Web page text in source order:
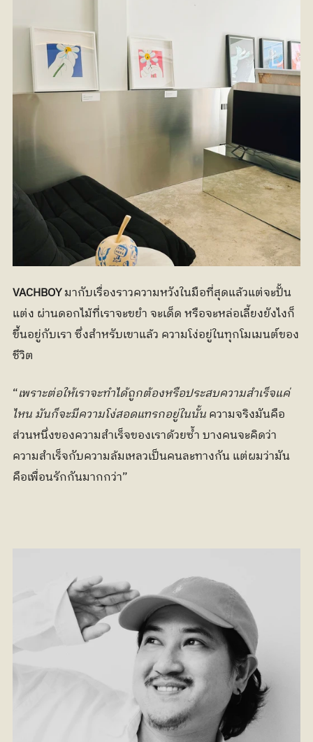
VACHBOY มากับเรื่องราวความหวังในมือที่สุดแล้วแต่จะปั้น
แต่ง ผ่านดอกไม้ที่เราจะขยำ จะเด็ด หรือจะหล่อเลี้ยงยังไงก็
ขึ้นอยู่กับเรา ซึ่งสำหรับเขาแล้ว ความโง่อยู่ในทุกโมเมนต์ของ
ชีวิต
“เพราะต่อให้เราจะทำได้ถูกต้องหรือประสบความสำเร็จแค่
ไหน มันก็จะมีความโง่สอดแทรกอยู่ในนั้น ความจริงมันคือ
ส่วนหนึ่งของความสำเร็จของเราด้วยซ้ำ บางคนจะคิดว่า
ความสำเร็จกับความล้มเหลวเป็นคนละทางกัน แต่ผมว่ามัน
คือเพื่อนรักกันมากกว่า”